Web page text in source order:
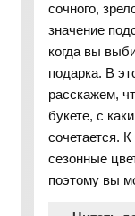
сочного,
значение
когда вы
подарка. В
расскажем,
букете, с
сочетается.
сезонные
поэтому вы